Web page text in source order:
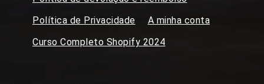
Política de Privacidade
A minha conta
Curso Completo Shopify 2024